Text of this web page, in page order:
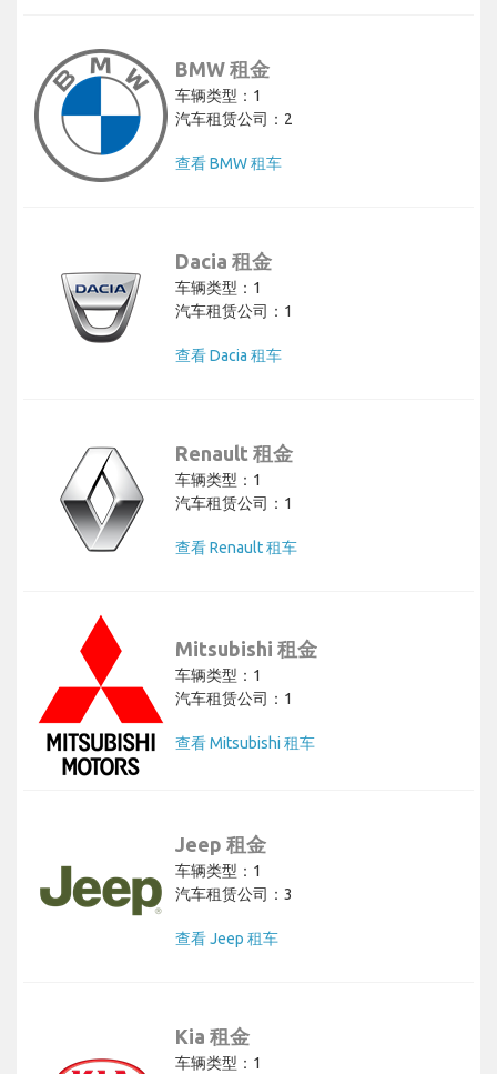
BMW 租金
车辆类型：1
汽车租赁公司：2
查看 BMW 租车
Dacia 租金
车辆类型：1
汽车租赁公司：1
查看 Dacia 租车
Renault 租金
车辆类型：1
汽车租赁公司：1
查看 Renault 租车
Mitsubishi 租金
车辆类型：1
汽车租赁公司：1
查看 Mitsubishi 租车
Jeep 租金
车辆类型：1
汽车租赁公司：3
查看 Jeep 租车
Kia 租金
车辆类型：1